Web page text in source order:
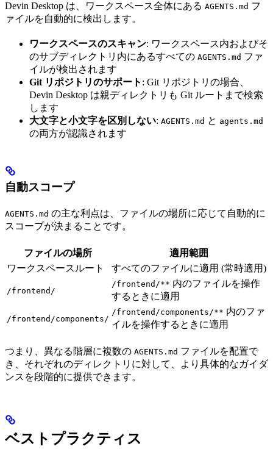
Devin Desktop は、ワークスペース全体にある AGENTS.md フ
ァイルを自動的に検出します。
ワークスペースのスキャン: ワークスペース内およびそ
のサブディレクトリ内にあるすべての AGENTS.md ファ
イルが検出されます
Git リポジトリのサポート : Git リポジトリの場合、
Devin Desktop は親ディレクトリも Git ルートまで検索
します
大文字と小文字を区別しない: AGENTS.md と agents.md
の両方が認識されます
自動スコープ
AGENTS.md の主な利点は、ファイルの場所に応じて自動的に
スコープが決まることです。
ファイルの場所
適用範囲
ワークスペースルート
すべてのファイルに適用 (常時適用)
/frontend/
/frontend/** 内のファイルを操作
するときに適用
/frontend/components/
/frontend/components/** 内のファ
イルを操作するときに適用
つまり、異なる階層に複数の AGENTS.md ファイルを配置で
き、それぞれのディレクトリに対して、より具体的なガイダ
ンスを段階的に提供できます。
ベストプラクティス